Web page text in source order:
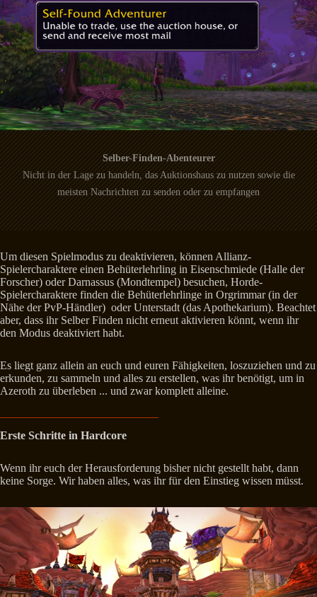
Selber-Finden-Abenteurer
Nicht in der Lage zu handeln, das Auktionshaus zu nutzen sowie die
meisten Nachrichten zu senden oder zu empfangen
Um diesen Spielmodus zu deaktivieren, können Allianz-
Spielercharaktere einen Behüterlehrling in Eisenschmiede (Halle der
Forscher) oder Darnassus (Mondtempel) besuchen, Horde-
Spielercharaktere finden die Behüterlehrlinge in Orgrimmar (in der
Nähe der PvP-Händler) oder Unterstadt (das Apothekarium). Beachtet
aber, dass ihr Selber Finden nicht erneut aktivieren könnt, wenn ihr
den Modus deaktiviert habt.
Es liegt ganz allein an euch und euren Fähigkeiten, loszuziehen und zu
erkunden, zu sammeln und alles zu erstellen, was ihr benötigt, um in
Azeroth zu überleben ... und zwar komplett alleine.
Erste Schritte in Hardcore
Wenn ihr euch der Herausforderung bisher nicht gestellt habt, dann
keine Sorge. Wir haben alles, was ihr für den Einstieg wissen müsst.